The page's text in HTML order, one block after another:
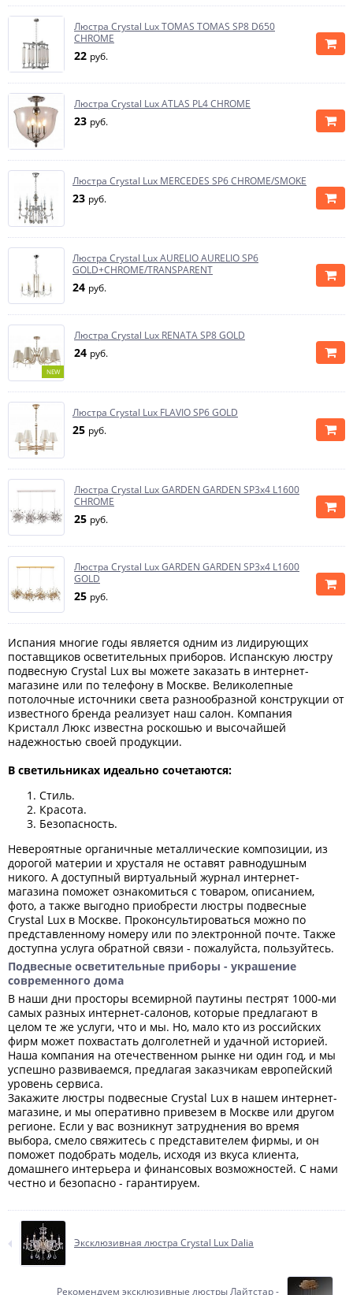
Люстра Crystal Lux TOMAS TOMAS SP8 D650
CHROME
22 руб.
Люстра Crystal Lux ATLAS PL4 CHROME
23 руб.
Люстра Crystal Lux MERCEDES SP6 CHROME/SMOKE
23 руб.
Люстра Crystal Lux AURELIO AURELIO SP6
GOLD+CHROME/TRANSPARENT
24 руб.
NEW
Люстра Crystal Lux RENATA SP8 GOLD
24 руб.
Люстра Crystal Lux FLAVIO SP6 GOLD
25 руб.
Люстра Crystal Lux GARDEN GARDEN SP3х4 L1600
CHROME
25 руб.
Люстра Crystal Lux GARDEN GARDEN SP3х4 L1600
GOLD
25 руб.
Испания многие годы является одним из лидирующих
поставщиков осветительных приборов. Испанскую люстру
подвесную Crystal Lux вы можете заказать в интернет-
магазине или по телефону в Москве. Великолепные
потолочные источники света разнообразной конструкции от
известного бренда реализует наш салон. Компания
Кристалл Люкс известна роскошью и высочайшей
надежностью своей продукции.
В светильниках идеально сочетаются:
Стиль.
Красота.
Безопасность.
Невероятные органичные металлические композиции, из
дорогой материи и хрусталя не оставят равнодушным
никого. А доступный виртуальный журнал интернет-
магазина поможет ознакомиться с товаром, описанием,
фото, а также выгодно приобрести люстры подвесные
Crystal Lux в Москве. Проконсультироваться можно по
представленному номеру или по электронной почте. Также
доступна услуга обратной связи - пожалуйста, пользуйтесь.
Подвесные осветительные приборы - украшение
современного дома
В наши дни просторы всемирной паутины пестрят 1000-ми
самых разных интернет-салонов, которые предлагают в
целом те же услуги, что и мы. Но, мало кто из российских
фирм может похвастать долголетней и удачной историей.
Наша компания на отечественном рынке ни один год, и мы
успешно развиваемся, предлагая заказчикам европейский
уровень сервиса.
Закажите люстры подвесные Crystal Lux в нашем интернет-
магазине, и мы оперативно привезем в Москве или другом
регионе. Если у вас возникнут затруднения во время
выбора, смело свяжитесь с представителем фирмы, и он
поможет подобрать модель, исходя из вкуса клиента,
домашнего интерьера и финансовых возможностей. С нами
честно и безопасно - гарантируем.
Эксклюзивная люстра Crystal Lux Dalia
Рекомендуем эксклюзивные люстры Лайтстар -